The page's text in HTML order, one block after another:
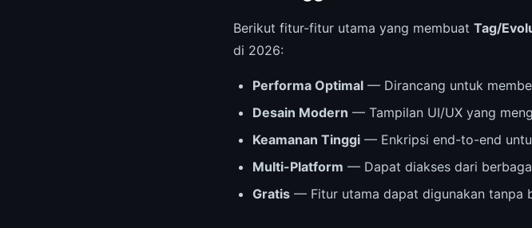
Berikut fitur-fitur utama yang membuat Tag/
di 2026:
Performa Optimal — Dirancang untuk
Desain Modern — Tampilan UI/UX yang
Keamanan Tinggi — Enkripsi end-to-end
Multi-Platform — Dapat diakses dari
Gratis — Fitur utama dapat digunakan tanpa